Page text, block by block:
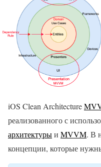
iOS Clean Architecture
реализованного с
архитектурыи MVVM. В
концепции, которые